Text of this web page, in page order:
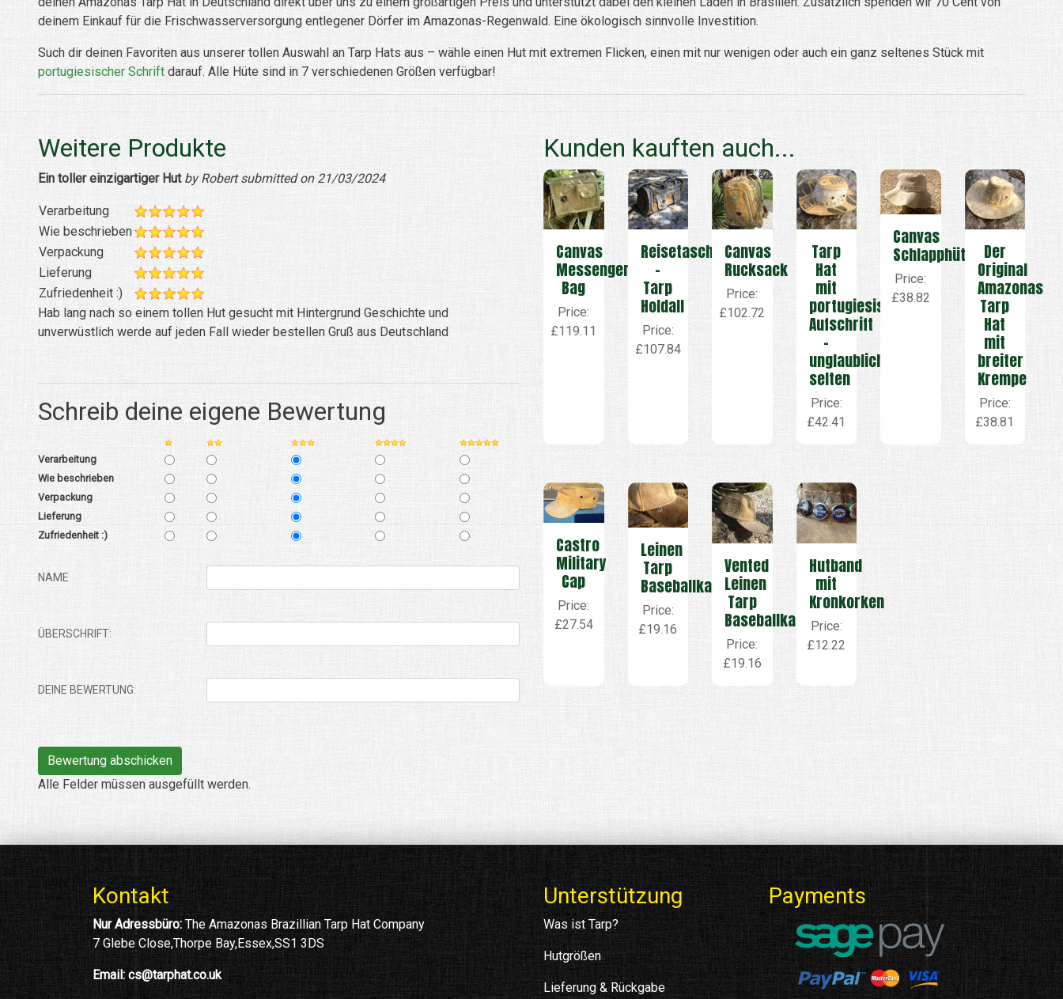
deinem Einkauf für die Frischwasserversorgung entlegener Dörfer im Amazonas-Regenwald. Eine ökologisch sinnvolle Investition.
Such dir deinen Favoriten aus unserer tollen Auswahl an Tarp Hats aus – wähle einen Hut mit extremen Flicken, einen mit nur wenigen oder auch ein ganz seltenes Stück mit
portugiesischer Schrift darauf. Alle Hüte sind in 7 verschiedenen Größen verfügbar!
Weitere Produkte
Ein toller einzigartiger Hutby Robert submitted on 21/03/2024
Verarbeitung
Wie beschrieben
Verpackung
Lieferung
Zufriedenheit :)
Hab lang nach so einem tollen Hut gesucht mit Hintergrund Geschichte und
unverwüstlich werde auf jeden Fall wieder bestellen Gruß aus Deutschland
Schreib deine eigene Bewertung
Verarbeitung
Wie beschrieben
Verpackung
Lieferung
Zufriedenheit :)
NAME
ÜBERSCHRIFT:
DEINE BEWERTUNG:
Alle Felder müssen ausgefüllt werden.
Kunden kauften auch...
Canvas
Messenger
Bag
Price:
£119.11
Reisetasche
-
Tarp
Holdall
Price:
£107.84
Canvas
Rucksack
Price:
£102.72
Tarp
Hat
mit
portugiesischer
Aufschrift
–
unglaublich
selten
Price:
£42.41
Canvas
Schlapphüte
Price:
£38.82
Der
Original
Amazonas
Tarp
Hat
mit
breiter
Krempe
Price:
£38.81
Castro
Military
Cap
Price:
£27.54
Leinen
Tarp
Baseballkappe
Price:
£19.16
Vented
Leinen
Tarp
Baseballkappe
Price:
£19.16
Hutband
mit
Kronkorken
Price:
£12.22
Kontakt
Nur Adressbüro: The Amazonas Brazillian Tarp Hat Company
7 Glebe Close,Thorpe Bay,Essex,SS1 3DS
Email: cs@tarphat.co.uk
Unterstützung
Was ist Tarp?
Hutgrößen
Lieferung & Rückgabe
Payments